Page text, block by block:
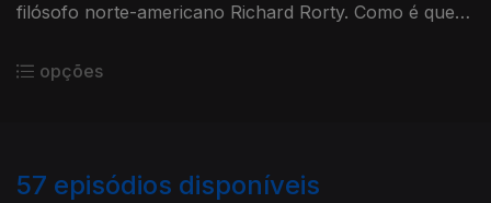
filósofo norte-americano Richard Rorty. Como é que
opções
57 episódios disponíveis